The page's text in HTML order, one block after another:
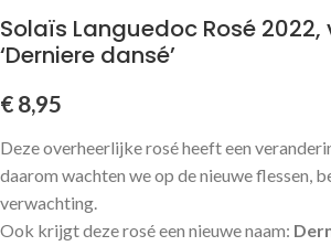
Solaïs Languedoc Rosé
‘Derniere dansé’
€ 8,95
Deze overheerlijke rosé heeft een
daarom wachten we op de nieuwe flessen,
verwachting.
Ook krijgt deze rosé een nieuwe naam: